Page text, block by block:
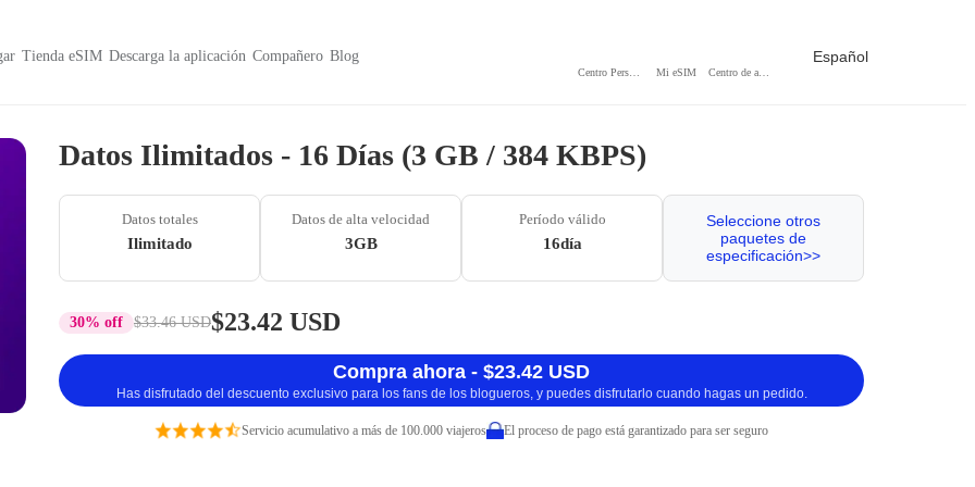
Tienda eSIM Descarga la aplicación Compañero Blog
Mi eSIM
Español
Datos Ilimitados - 16 Días (3 GB / 384 KBPS)
Datos totales
Ilimitado
Datos de alta velocidad
3GB
Período válido
16día
Seleccione otros
paquetes de
especificación>>
30% off $33.46 USD$23.42 USD
Compra ahora - $23.42 USD
Has disfrutado del descuento exclusivo para los fans de los blogueros, y puedes disfrutarlo cuando hagas un pedido.
Servicio acumulativo a más de 100.000 viajeros El proceso de pago está garantizado para ser seguro